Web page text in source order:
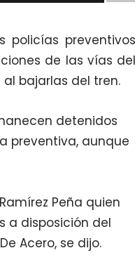
policías preventivos
de las vías del
bajarlas del tren.
detenidos
preventiva, aunque
Peña quien
a disposición del
Acero, se dijo.